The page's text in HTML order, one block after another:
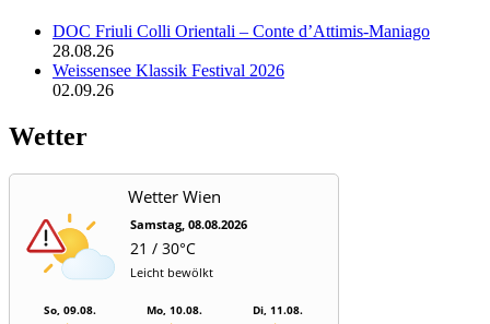
DOC Friuli Colli Orientali – Conte d’Attimis-Maniago
28.08.26
Weissensee Klassik Festival 2026
02.09.26
Wetter
Wetter Wien
Samstag, 08.08.2026
21 / 30°C
Leicht bewölkt
So, 09.08. Mo, 10.08. Di, 11.08.